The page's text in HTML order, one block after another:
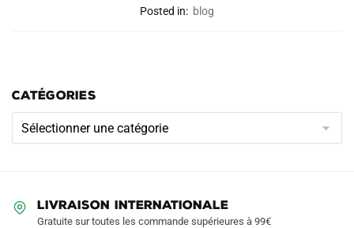
Posted in: blog
CATÉGORIES
Catégories
LIVRAISON INTERNATIONALE
Gratuite sur toutes les commande supérieures à 99€